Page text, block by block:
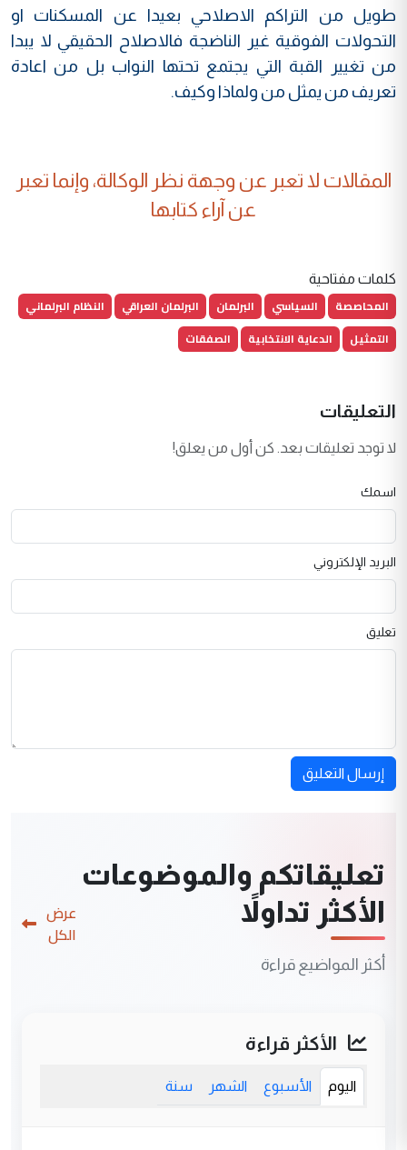
طويل من التراكم الاصلاحي بعيدا عن المسكنات او
التحولات الفوقية غير الناضجة فالاصلاح الحقيقي لا يبدا
من تغيير القبة التي يجتمع تحتها النواب بل من اعادة
تعريف من يمثل من ولماذا وكيف.
المقالات لا تعبر عن وجهة نظر الوكالة، وإنما تعبر
عن آراء كتابها
كلمات مفتاحية
المحاصصة السياسي البرلمان البرلمان العراقي
النظام البرلماني
التمثيل
الدعاية الانتخابية الصفقات
التعليقات
لا توجد تعليقات بعد. كن أول من يعلق!
اسمك
البريد الإلكتروني
تعليق
إرسال التعليق
تعليقاتكم والموضوعات
الأكثر تداولاً
أكثر المواضيع قراءة
عرض
الكل
الأكثر قراءة
اليوم الأسبوع الشهر سنة